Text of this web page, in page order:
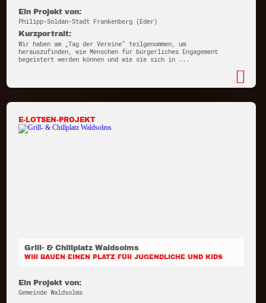
Ein Projekt von:
Philipp-Soldan-Stadt Frankenberg (Eder)
Kurzportrait:
Wir haben am „Tag der Vereine“ teilgenommen, um
herauszufinden, wie Menschen für bürgerliches Engagement
begeistert werden können und wie sie sich in ...
E-LOTSEN-PROJEKT
Grill- & Chillplatz Waldsolms
WIR BAUEN EINEN PLATZ FÜR JUGENDLICHE UND KIDS
Ein Projekt von:
Gemeinde Waldsolms